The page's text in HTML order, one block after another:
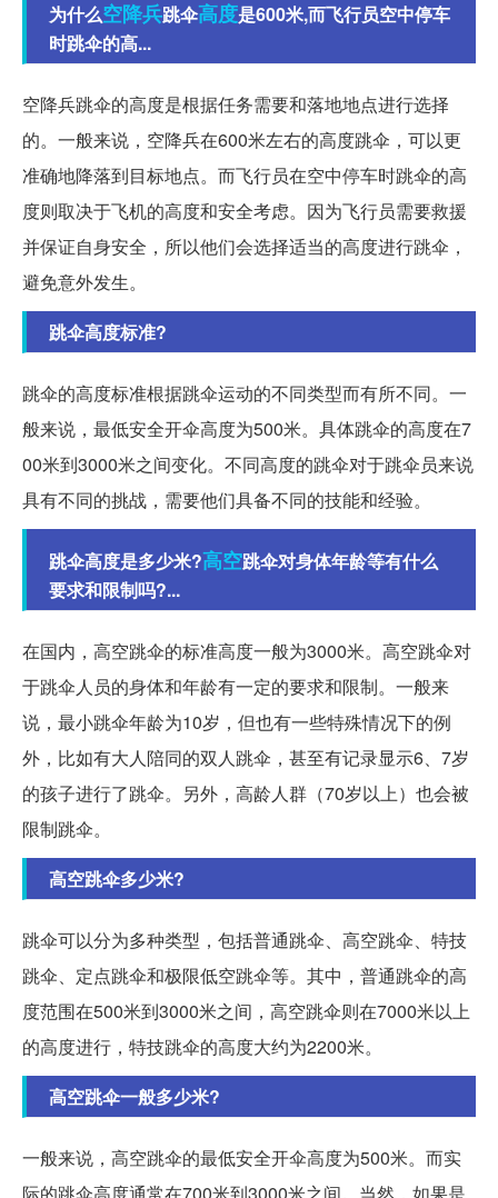
为什么空降兵跳伞高度是600米,而飞行员空中停车
时跳伞的高...
空降兵跳伞的高度是根据任务需要和落地地点进行选择
的。一般来说，空降兵在600米左右的高度跳伞，可以更
准确地降落到目标地点。而飞行员在空中停车时跳伞的高
度则取决于飞机的高度和安全考虑。因为飞行员需要救援
并保证自身安全，所以他们会选择适当的高度进行跳伞，
避免意外发生。
跳伞高度标准?
跳伞的高度标准根据跳伞运动的不同类型而有所不同。一
般来说，最低安全开伞高度为500米。具体跳伞的高度在7
00米到3000米之间变化。不同高度的跳伞对于跳伞员来说
具有不同的挑战，需要他们具备不同的技能和经验。
跳伞高度是多少米?高空跳伞对身体年龄等有什么
要求和限制吗?...
在国内，高空跳伞的标准高度一般为3000米。高空跳伞对
于跳伞人员的身体和年龄有一定的要求和限制。一般来
说，最小跳伞年龄为10岁，但也有一些特殊情况下的例
外，比如有大人陪同的双人跳伞，甚至有记录显示6、7岁
的孩子进行了跳伞。另外，高龄人群（70岁以上）也会被
限制跳伞。
高空跳伞多少米?
跳伞可以分为多种类型，包括普通跳伞、高空跳伞、特技
跳伞、定点跳伞和极限低空跳伞等。其中，普通跳伞的高
度范围在500米到3000米之间，高空跳伞则在7000米以上
的高度进行，特技跳伞的高度大约为2200米。
高空跳伞一般多少米?
一般来说，高空跳伞的最低安全开伞高度为500米。而实
际的跳伞高度通常在700米到3000米之间。当然，如果是